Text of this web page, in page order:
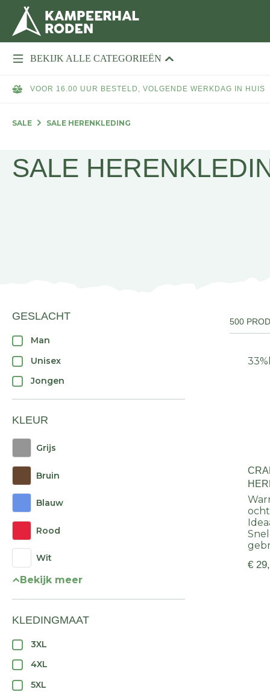
BEKIJK ALLE CATEGORIEËN
VOOR 16.00 UUR BESTELD, VOLGENDE WERKDAG IN HUIS
SALE SALE HERENKLEDING
SALE
GESLACHT
Man
Unisex
Jongen
KLEUR
Grijs
Bruin
Blauw
Rood
Wit
Bekijk meer
KLEDINGMAAT
3XL
4XL
5XL
500
33%
€